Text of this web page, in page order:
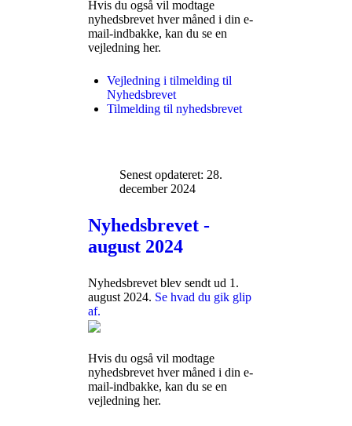
Hvis du også vil modtage
nyhedsbrevet hver måned i din e-
mail-indbakke, kan du se en
vejledning her.
Vejledning i tilmelding til
Nyhedsbrevet
Tilmelding til nyhedsbrevet
Senest opdateret: 28.
december 2024
Nyhedsbrevet -
august 2024
Nyhedsbrevet blev sendt ud 1.
august 2024. Se hvad du gik glip
af.
Hvis du også vil modtage
nyhedsbrevet hver måned i din e-
mail-indbakke, kan du se en
vejledning her.